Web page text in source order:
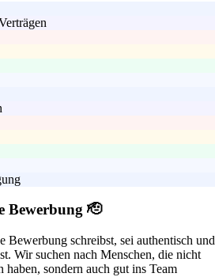
Bewerbung 🫡
Bewerbung schreibst, sei authentisch und
Wir suchen nach Menschen, die nicht
sondern auch gut ins Team